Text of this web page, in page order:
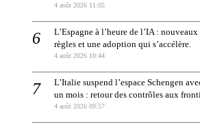
4 août 2026 11:05
L’Espagne à l’heure de l’IA :
règles et une adoption qui s’accélère.
4 août 2026 10:44
L’Italie suspend l’espace Schengen
un mois : retour des contrôles aux
4 août 2026 09:57